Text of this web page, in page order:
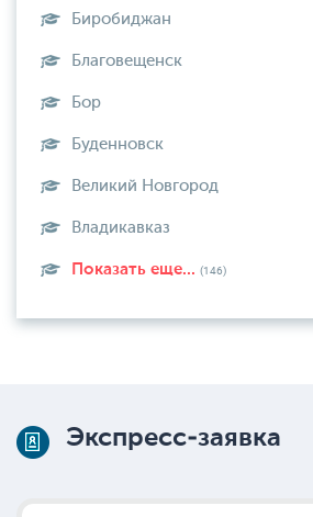
Биробиджан
Благовещенск
Бор
Буденновск
Великий Новгород
Владикавказ
Показать еще... (146)
Экспресс-заявка